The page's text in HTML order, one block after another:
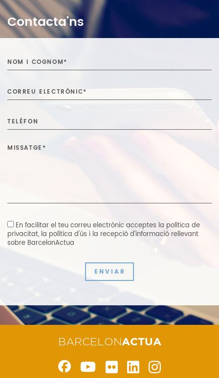
Contacta'ns
En facilitar el teu correu electrònic acceptes la política de
privacitat, la política d'ús i la recepció d'informació rellevant
sobre BarcelonActua
ENVIAR
BARCELON ACTUA